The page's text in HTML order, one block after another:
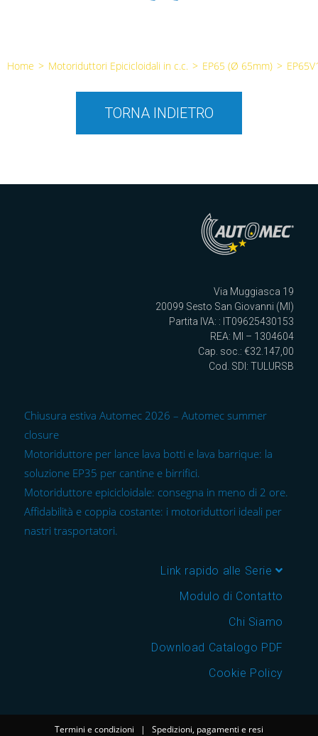
Home > Motoriduttori Epicicloidali in c.c. > EP65 (Ø 65mm) >
TORNA INDIETRO
Via Muggiasca 19
20099 Sesto San Giovanni (MI)
Partita IVA: : IT09625430153
REA: MI – 1304604
Cap. soc.: €32.147,00
Cod. SDI: TULURSB
Chiusura estiva Automec 2026 – Automec summer
closure
Motoriduttore per lance lava botti e lava barrique: la
soluzione EP35 per cantine e birrifici.
Motoriduttore epicicloidale: consegna in meno di 2 ore.
Affidabilità e coppia costante: i motoriduttori ideali per
nastri trasportatori.
Link rapido alle Serie
Modulo di Contatto
Chi Siamo
Download Catalogo PDF
Cookie Policy
Termini e condizioni | Spedizioni, pagamenti e resi